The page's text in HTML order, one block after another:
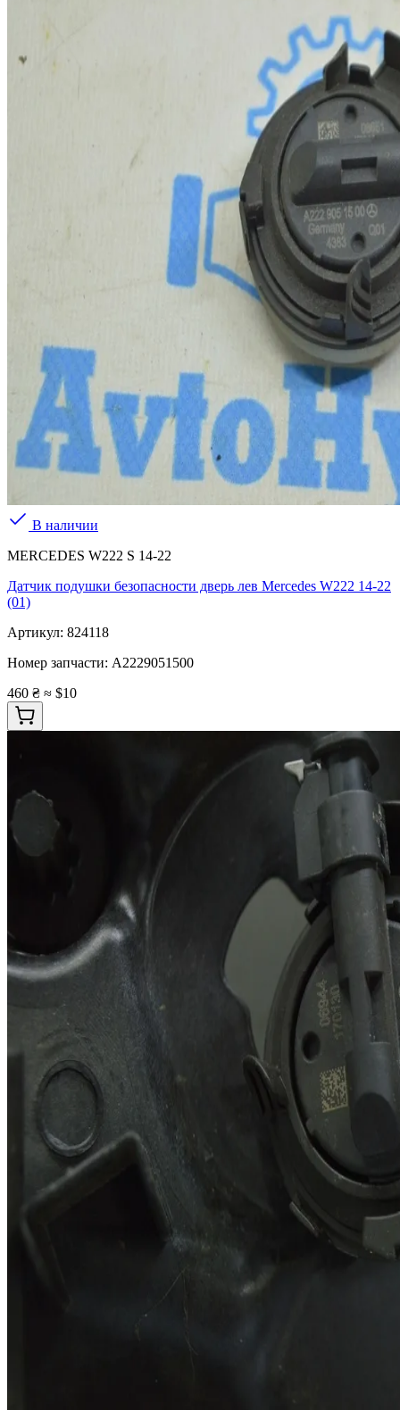
В наличии
MERCEDES W222 S 14-22
Датчик подушки безопасности дверь лев Mercedes W222 14-22
(01)
Артикул: 824118
Номер запчасти: A2229051500
460 ₴ ≈ $10